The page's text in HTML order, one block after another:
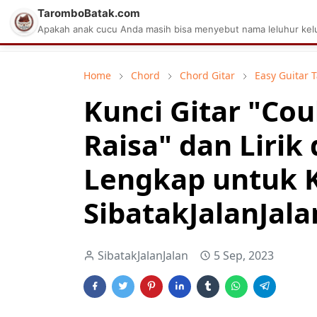
Matius Celcius Sinaga Aplikasi
Home Chord Chord Gitar Easy Guitar
Kunci Gitar
Raisa" dan Lirik
Lengkap untuk
SibatakJalanJalan 5 Sep, 2023
TaromboBatak.com
Apakah anak cucu Anda masih bisa menyebut nama leluhur